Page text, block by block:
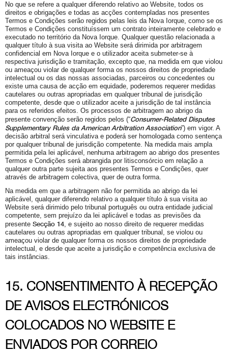
No que se refere a qualquer diferendo relativo ao Website, todos os
direitos e obrigações e todas as acções contempladas nos presentes
Termos e Condições serão regidos pelas leis da Nova Iorque, como se os
Termos e Condições constituíssem um contrato inteiramente celebrado e
executado no território da Nova Iorque. Qualquer questão relacionada a
qualquer título à sua visita ao Website será dirimida por arbitragem
confidencial em Nova Iorque e o utilizador aceita submeter-se à
respectiva jurisdição e tramitação, excepto que, na medida em que violou
ou ameaçou violar de qualquer forma os nossos direitos de propriedade
intelectual ou os das nossas associadas, parceiros ou concedentes ou
existe uma causa de acção em equidade, poderemos requerer medidas
cautelares ou outras apropriadas em qualquer tribunal de jurisdição
competente, desde que o utilizador aceite a jurisdição de tal instância
para os referidos efeitos. Os processos de arbitragem ao abrigo da
presente convenção serão regidos pelos (“Consumer-Related Disputes
Supplementary Rules da American Arbitration Association”) em vigor. A
decisão arbitral será vinculativa e poderá ser homologada como sentença
por qualquer tribunal de jurisdição competente. Na medida mais ampla
permitida pela lei aplicável, nenhuma arbitragem ao abrigo dos presentes
Termos e Condições será abrangida por litisconsórcio em relação a
qualquer outra parte sujeita aos presentes Termos e Condições, quer
através de arbitragem colectiva, quer de outra forma.
Na medida em que a arbitragem não for permitida ao abrigo da lei
aplicável, qualquer diferendo relativo a qualquer título à sua visita ao
Website será dirimido pelo tribunal português ou outra entidade judicial
competente, sem prejuízo da lei aplicável e todas as previsões da
presente Secção 14 , e sujeito ao nosso direito de requerer medidas
cautelares ou outras apropriadas em qualquer tribunal, se violou ou
ameaçou violar de qualquer forma os nossos direitos de propriedade
intelectual, e desde que aceite a jurisdição e competência exclusiva de
tais instâncias.
15. CONSENTIMENTO À RECEPÇÃO
DE AVISOS ELECTRÓNICOS
COLOCADOS NO WEBSITE E
ENVIADOS POR CORREIO